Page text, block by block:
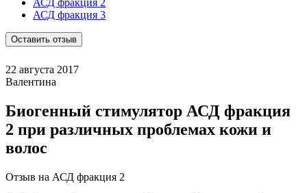
АСД фракция 2
АСД фракция 3
Оставить отзыв
22 августа 2017
Валентина
Биогенный стимулятор АСД фракция
2 при различных проблемах кожи и
волос
Отзыв на АСД фракция 2